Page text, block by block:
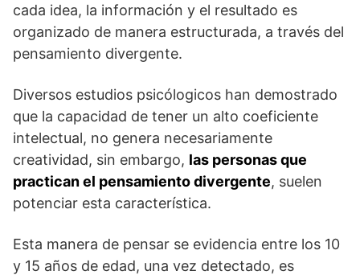
cada idea, la información y el resultado es
organizado de manera estructurada, a través del
pensamiento divergente.
Diversos estudios psicólogicos han demostrado
que la capacidad de tener un alto coeficiente
intelectual, no genera necesariamente
creatividad, sin embargo, las personas que
practican el pensamiento divergente, suelen
potenciar esta característica.
Esta manera de pensar se evidencia entre los 10
y 15 años de edad, una vez detectado, es